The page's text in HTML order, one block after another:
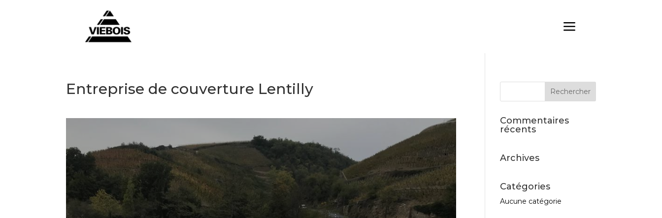
Entreprise de couverture Lentilly
Commentaires
récents
Archives
Catégories
Aucune catégorie